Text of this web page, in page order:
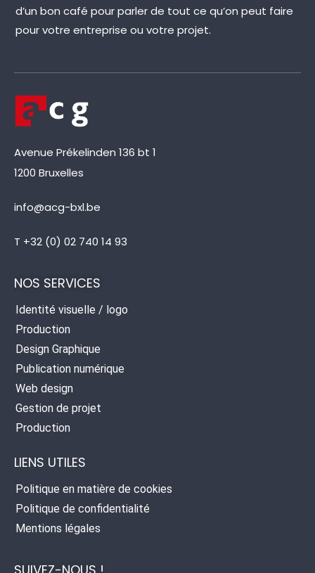
d’un bon café pour parler de tout ce qu’on peut faire
pour votre entreprise ou votre projet.
Avenue Prékelinden 136 bt 1
1200 Bruxelles
info@acg-bxl.be
T +32 (0) 02 740 14 93
NOS SERVICES
Identité visuelle / logo
Production
Design Graphique
Publication numérique
Web design
Gestion de projet
Production
LIENS UTILES
Politique en matière de cookies
Politique de confidentialité
Mentions légales